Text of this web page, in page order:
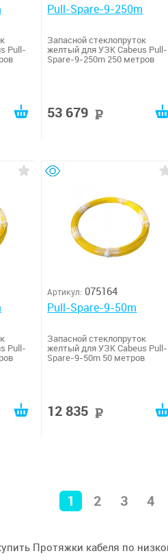
Pull-
Pull-Spare-9-250m
Запасной стеклопруток
желтый для УЗК Cabeus Pull-
Spare-9-250m 250 метров
53 679
Pull-
Артикул: 075164
Pull-Spare-9-50m
Запасной стеклопруток
желтый для УЗК Cabeus Pull-
Spare-9-50m 50 метров
12 835
1 2 3 4
Протяжки кабеля по